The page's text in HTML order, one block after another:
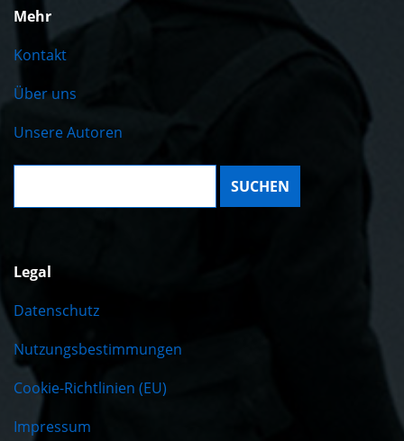
Mehr
Kontakt
Über uns
Unsere Autoren
Suche:
Legal
Datenschutz
Nutzungsbestimmungen
Cookie-Richtlinien (EU)
Impressum